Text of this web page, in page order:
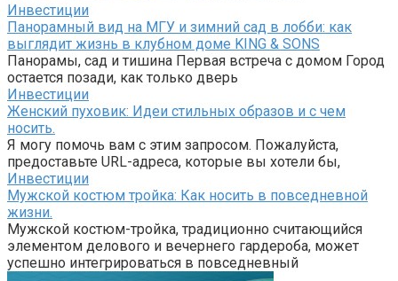
Инвестиции
Панорамный вид на МГУ и зимний сад в лобби: как
выглядит жизнь в клубном доме KING & SONS
Панорамы, сад и тишина Первая встреча с домом Город
остается позади, как только дверь
Инвестиции
Женский пуховик: Идеи стильных образов и с чем
носить.
Я могу помочь вам с этим запросом. Пожалуйста,
предоставьте URL-адреса, которые вы хотели бы,
Инвестиции
Мужской костюм тройка: Как носить в повседневной
жизни.
Мужской костюм-тройка, традиционно считающийся
элементом делового и вечернего гардероба, может
успешно интегрироваться в повседневный